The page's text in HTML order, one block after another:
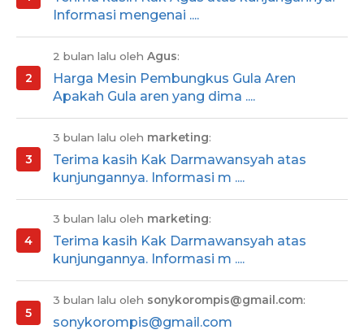
Informasi mengenai ....
2 bulan lalu oleh Agus:
Harga Mesin Pembungkus Gula Aren
Apakah Gula aren yang dima ....
3 bulan lalu oleh marketing:
Terima kasih Kak Darmawansyah atas
kunjungannya. Informasi m ....
3 bulan lalu oleh marketing:
Terima kasih Kak Darmawansyah atas
kunjungannya. Informasi m ....
3 bulan lalu oleh sonykorompis@gmail.com:
sonykorompis@gmail.com